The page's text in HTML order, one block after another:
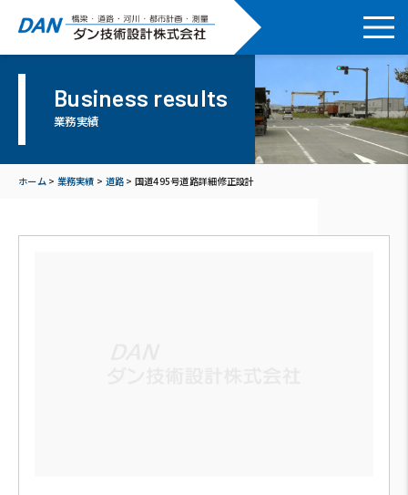
Business results
業務実績
ホーム> 業務実績 > 道路 > 国道495号道路詳細修正設計